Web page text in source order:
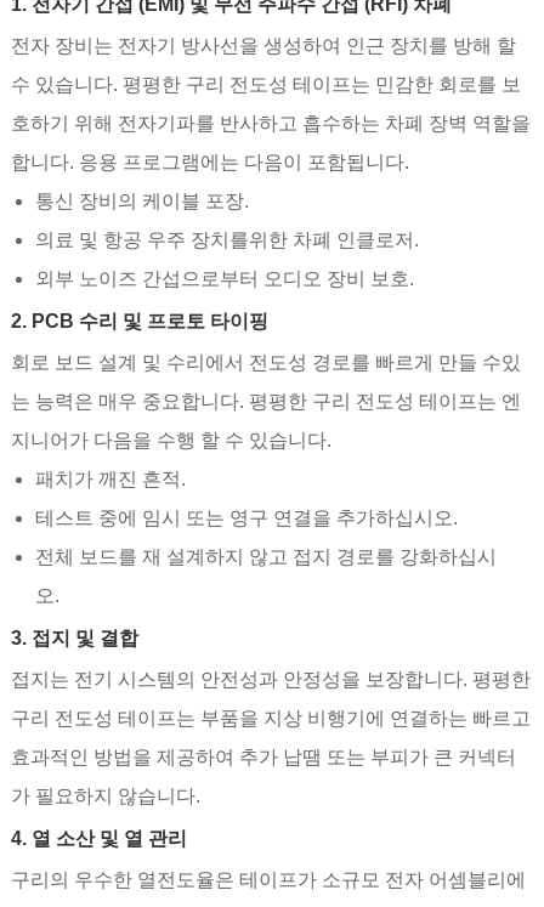
1. 전자기 간섭 (EMI) 및 무선 주파수 간섭 (RFI) 차폐
전자 장비는 전자기 방사선을 생성하여 인근 장치를 방해 할
수 있습니다. 평평한 구리 전도성 테이프는 민감한 회로를 보
호하기 위해 전자기파를 반사하고 흡수하는 차폐 장벽 역할을
합니다. 응용 프로그램에는 다음이 포함됩니다.
통신 장비의 케이블 포장.
의료 및 항공 우주 장치를위한 차폐 인클로저.
외부 노이즈 간섭으로부터 오디오 장비 보호.
2. PCB 수리 및 프로토 타이핑
회로 보드 설계 및 수리에서 전도성 경로를 빠르게 만들 수있
는 능력은 매우 중요합니다. 평평한 구리 전도성 테이프는 엔
지니어가 다음을 수행 할 수 있습니다.
패치가 깨진 흔적.
테스트 중에 임시 또는 영구 연결을 추가하십시오.
전체 보드를 재 설계하지 않고 접지 경로를 강화하십시
오.
3. 접지 및 결합
접지는 전기 시스템의 안전성과 안정성을 보장합니다. 평평한
구리 전도성 테이프는 부품을 지상 비행기에 연결하는 빠르고
효과적인 방법을 제공하여 추가 납땜 또는 부피가 큰 커넥터
가 필요하지 않습니다.
4. 열 소산 및 열 관리
구리의 우수한 열전도율은 테이프가 소규모 전자 어셈블리에